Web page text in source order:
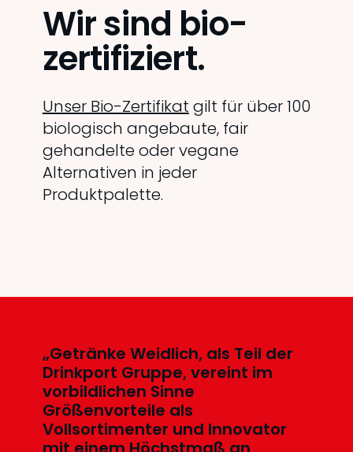
Wir sind bio-
zertifiziert.
Unser Bio-Zertifikat gilt für über 100
biologisch angebaute, fair
gehandelte oder vegane
Alternativen in jeder
Produktpalette.
„Getränke Weidlich, als Teil der
Drinkport Gruppe, vereint im
vorbildlichen Sinne
Größenvorteile als
Vollsortimenter und Innovator